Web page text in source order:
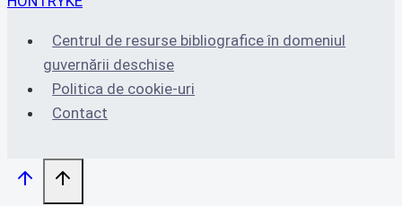
Centrul de resurse bibliografice în domeniul
guvernării deschise
Politica de cookie-uri
Contact